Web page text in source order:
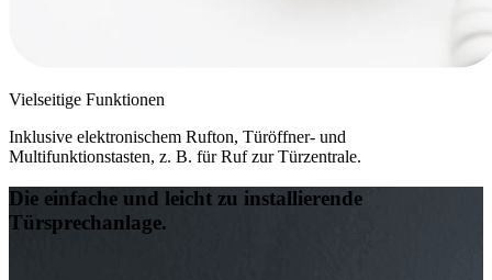
Vielseitige Funktionen
Inklusive elektronischem Rufton, Türöffner- und
Multifunktionstasten, z. B. für Ruf zur Türzentrale.
Die einfache und leicht zu installierende
Türsprechanlage.